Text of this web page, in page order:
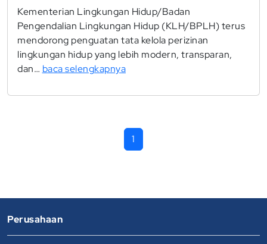
Kementerian Lingkungan Hidup/Badan
Pengendalian Lingkungan Hidup (KLH/BPLH) terus
mendorong penguatan tata kelola perizinan
lingkungan hidup yang lebih modern, transparan,
dan… baca selengkapnya
1
Perusahaan